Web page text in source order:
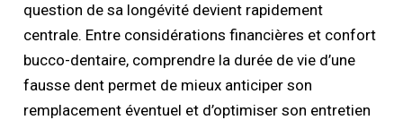
question de sa longévité devient rapidement
centrale. Entre considérations financières et confort
bucco-dentaire, comprendre la durée de vie d’une
fausse dent permet de mieux anticiper son
remplacement éventuel et d’optimiser son entretien